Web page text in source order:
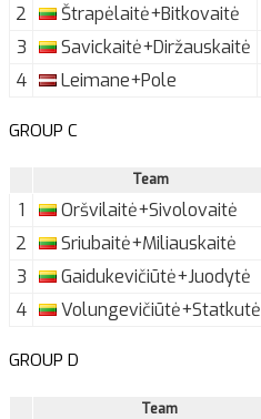
2
Štrapėlaitė+Bitkovaitė
3
Savickaitė+Diržauskaitė
4
Leimane+Pole
GROUP C
Team
1 Oršvilaitė+Sivolovaitė
2
Sriubaitė+Miliauskaitė
3
Gaidukevičiūtė+Juodytė
4
Volungevičiūtė+Statkutė
GROUP D
Team